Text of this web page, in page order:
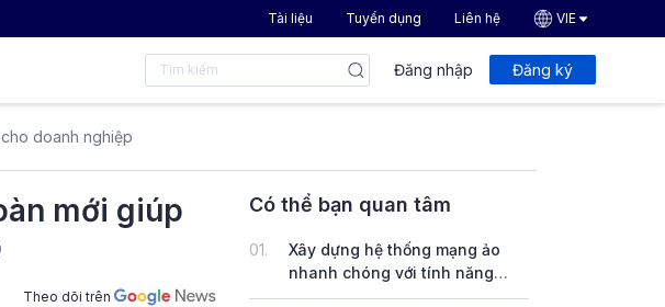
Tài liệu Tuyển dụng Liên hệ VIE
Đăng nhập Đăng ký
doanh nghiệp
mới giúp
Theo dõi trên
Có thể bạn quan tâm
01.
Xây dựng hệ thống mạng ảo
nhanh chóng với tính năng
VPN Site-to-Site trên FPT